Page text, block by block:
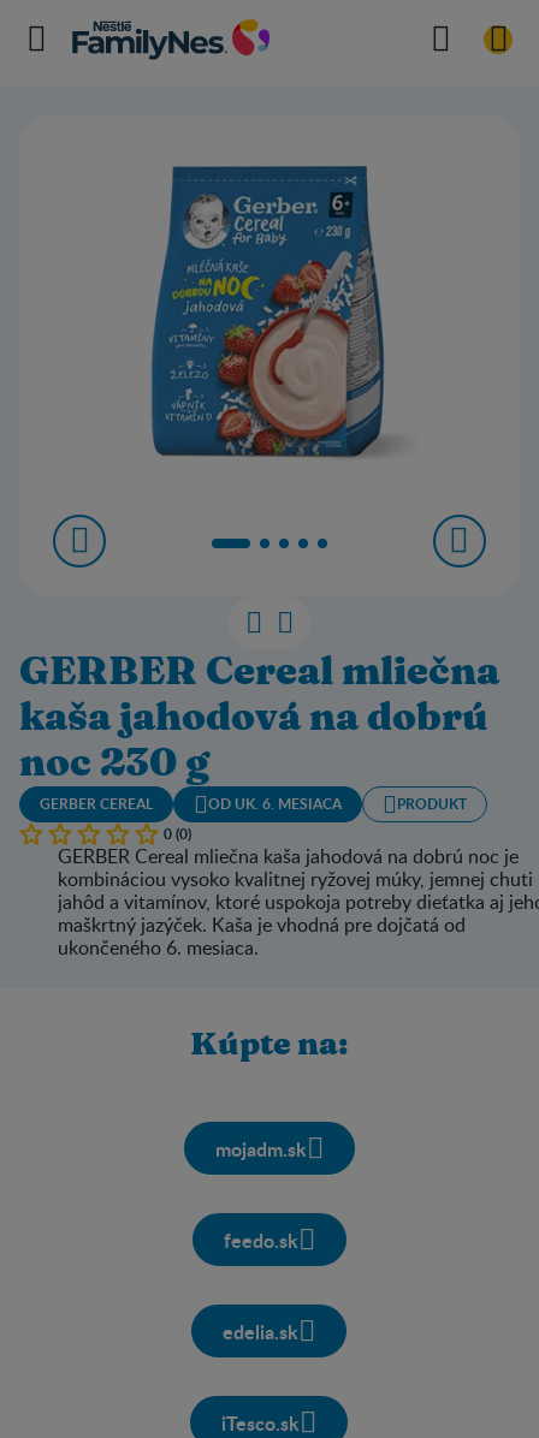
GERBER Cereal mliečna
kaša jahodová na dobrú
noc 230 g
GERBER CEREAL OD UK. 6. MESIACA
PRODUKT
0 (0)
GERBER Cereal mliečna kaša jahodová na dobrú noc je
kombináciou vysoko kvalitnej ryžovej múky, jemnej chuti
jahôd a vitamínov, ktoré uspokoja potreby dieťatka aj
maškrtný jazýček. Kaša je vhodná pre dojčatá od
ukončeného 6. mesiaca.
Kúpte na:
mojadm.sk
feedo.sk
edelia.sk
iTesco.sk